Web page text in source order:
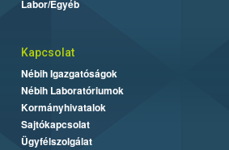
Labor/Egyéb
Kapcsolat
Nébih Igazgatóságok
Nébih Laboratóriumok
Kormányhivatalok
Sajtókapcsolat
Ügyfélszolgálat